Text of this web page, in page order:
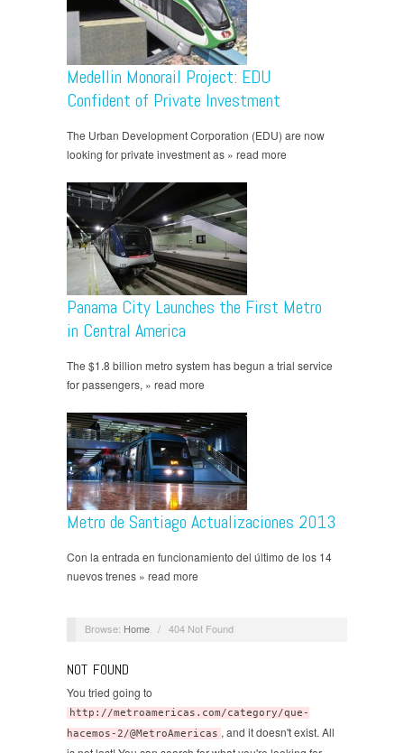
Medellin Monorail Project: EDU
Confident of Private Investment
The Urban Development Corporation (EDU) are now
looking for private investment as » read more
Panama City Launches the First Metro
in Central America
The $1.8 billion metro system has begun a trial service
for passengers, » read more
Metro de Santiago Actualizaciones 2013
Con la entrada en funcionamiento del último de los 14
nuevos trenes » read more
Browse: Home / 404 Not Found
NOT FOUND
You tried going to
http://metroamericas.com/category/que-
hacemos-2/@MetroAmericas , and it doesn't exist. All